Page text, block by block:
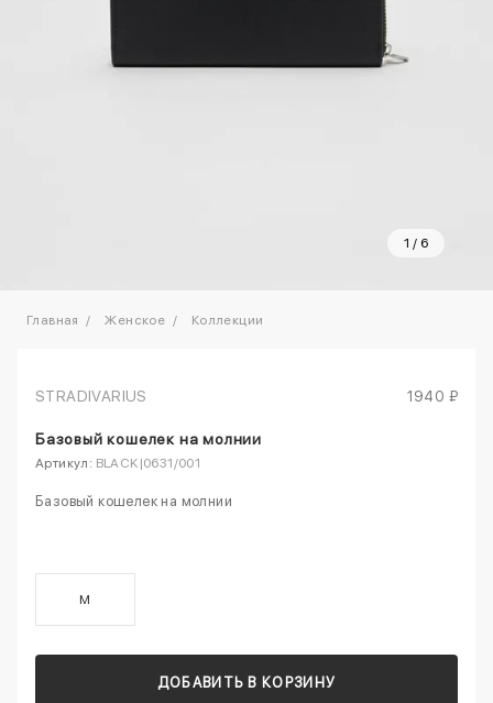
1 / 6
Главная Женское Коллекции
STRADIVARIUS 1940 ₽
Базовый кошелек на молнии
Артикул: BLACK|0631/001
Базовый кошелек на молнии
M
ДОБАВИТЬ В КОРЗИНУ